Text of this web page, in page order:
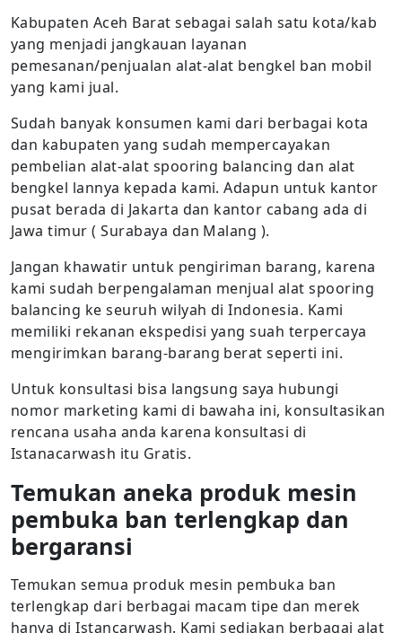
Kabupaten Aceh Barat sebagai salah satu kota/kab
yang menjadi jangkauan layanan
pemesanan/penjualan alat-alat bengkel ban mobil
yang kami jual.
Sudah banyak konsumen kami dari berbagai kota
dan kabupaten yang sudah mempercayakan
pembelian alat-alat spooring balancing dan alat
bengkel lannya kepada kami. Adapun untuk kantor
pusat berada di Jakarta dan kantor cabang ada di
Jawa timur ( Surabaya dan Malang ).
Jangan khawatir untuk pengiriman barang, karena
kami sudah berpengalaman menjual alat spooring
balancing ke seuruh wilyah di Indonesia. Kami
memiliki rekanan ekspedisi yang suah terpercaya
mengirimkan barang-barang berat seperti ini.
Untuk konsultasi bisa langsung saya hubungi
nomor marketing kami di bawaha ini, konsultasikan
rencana usaha anda karena konsultasi di
Istanacarwash itu Gratis.
Temukan aneka produk mesin
pembuka ban terlengkap dan
bergaransi
Temukan semua produk mesin pembuka ban
terlengkap dari berbagai macam tipe dan merek
hanya di Istancarwash. Kami sediakan berbagai alat